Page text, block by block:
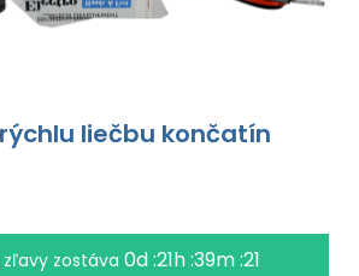
liečbu končatín
zostáva 0d :21h :39m :20